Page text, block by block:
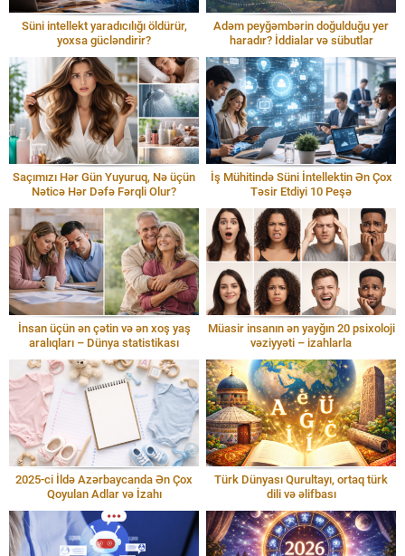
Süni intellekt yaradıcılığı öldürür,
yoxsa gücləndirir?
Adəm peyğəmbərin doğulduğu yer
haradır? İddialar və sübutlar
Saçımızı Hər Gün Yuyuruq, Nə üçün
Nəticə Hər Dəfə Fərqli Olur?
İş Mühitində Süni İntellektin Ən Çox
Təsir Etdiyi 10 Peşə
İnsan üçün ən çətin və ən xoş yaş
aralıqları – Dünya statistikası
Müasir insanın ən yayğın 20 psixoloji
vəziyyəti – izahlarla
2025-ci İldə Azərbaycanda Ən Çox
Qoyulan Adlar və İzahı
Türk Dünyası Qurultayı, ortaq türk
dili və əlifbası